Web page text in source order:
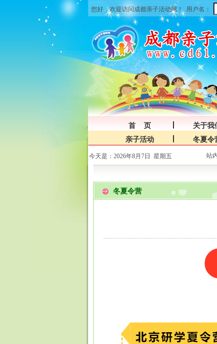
您好，欢迎访问成都亲子活动网！ 用户名：
首 页 关于我
亲子活动
冬夏令
今天是：2026年8月7日 星期五 站
冬夏令营